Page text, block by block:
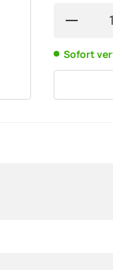
Sofort